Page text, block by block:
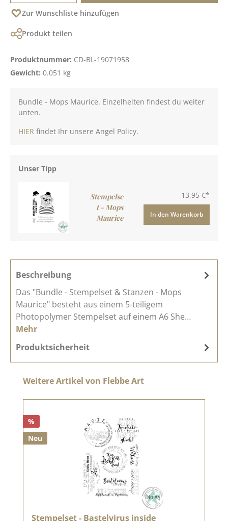
Zur Wunschliste hinzufügen
Produkt teilen
Produktnummer: CD-BL-19071958
Gewicht: 0.051 kg
Bundle - Mops Maurice. Einzelheiten findest du weiter
unten.
HIER findet Ihr unsere Angel Policy.
Unser Tipp
Stempelse
t - Mops
Maurice
13,95 €*
In den Warenkorb
Beschreibung
Das "Bundle - Stempelset & Stanzen - Mops
Maurice" besteht aus einem 5-teiligem
Photopolymer Stempelset auf einem A6 She…
Mehr
Produktsicherheit
Produktgalerie überspringen
Weitere Artikel von Flebbe Art
%
Neu
Stempelset - Bastelvirus inside